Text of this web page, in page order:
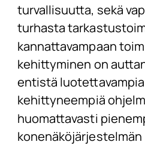
turvallisuutta, sekä
turhasta
kannattavampaan
kehittyminen on
entistä
kehittyneempiä
huomattavasti
konenäköjärjestelmän